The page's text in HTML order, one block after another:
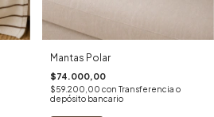
Mantas Polar
$74.000,00
$59.200,00 con Transferencia o
depósito bancario